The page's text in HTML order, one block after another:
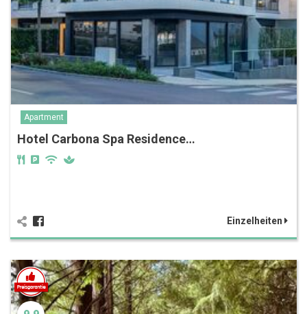
Apartment
Hotel Carbona Spa Residence…
Einzelheiten